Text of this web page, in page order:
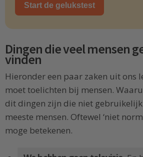
Start de gelukstest
Dingen die veel mensen
vinden
Hieronder een paar zaken uit ons
moet toelichten bij mensen.
dit dingen zijn die niet
meeste mensen. Oftewel ‘niet
moge betekenen.